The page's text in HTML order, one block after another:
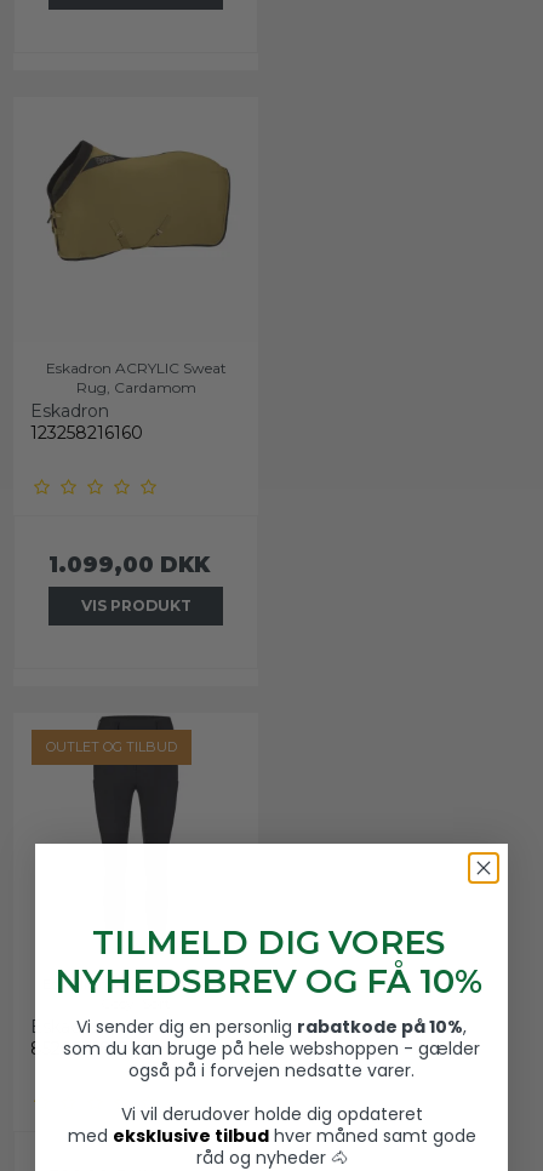
Eskadron ACRYLIC Sweat
Rug, Cardamom
Eskadron
123258216160
1.099,00 DKK
VIS PRODUKT
OUTLET OG TILBUD
Eskadron Vinter Ridetights
Eskadron
852057181290
TILMELD DIG VORES
NYHEDSBREV OG FÅ 10%
Vi sender dig en personlig rabatkode på 10%,
som du kan bruge på hele webshoppen - gælder
også på i forvejen nedsatte varer.
Vi vil derudover holde dig opdateret
med eksklusive tilbudhver måned samt gode
råd og nyheder 🐴